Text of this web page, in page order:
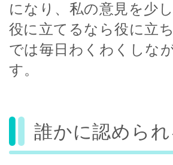
になり、私の意見を少
役に立てるなら役に立
では毎日わくわくしな
す。
誰かに認めら